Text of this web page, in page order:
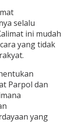
selalu
ini mudah
yang tidak
Parpol dan
yang